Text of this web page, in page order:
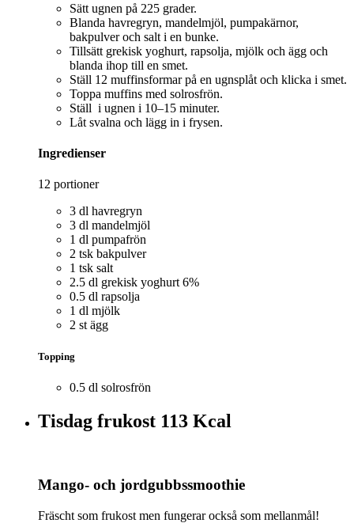
Sätt ugnen på 225 grader.
Blanda havregryn, mandelmjöl, pumpakärnor,
bakpulver och salt i en bunke.
Tillsätt grekisk yoghurt, rapsolja, mjölk och ägg och
blanda ihop till en smet.
Ställ 12 muffinsformar på en ugnsplåt och klicka i smet.
Toppa muffins med solrosfrön.
Ställ i ugnen i 10–15 minuter.
Låt svalna och lägg in i frysen.
Ingredienser
12 portioner
3 dl havregryn
3 dl mandelmjöl
1 dl pumpafrön
2 tsk bakpulver
1 tsk salt
2.5 dl grekisk yoghurt 6%
0.5 dl rapsolja
1 dl mjölk
2 st ägg
Topping
0.5 dl solrosfrön
Tisdag frukost 113 Kcal
Mango- och jordgubbssmoothie
Fräscht som frukost men fungerar också som mellanmål!